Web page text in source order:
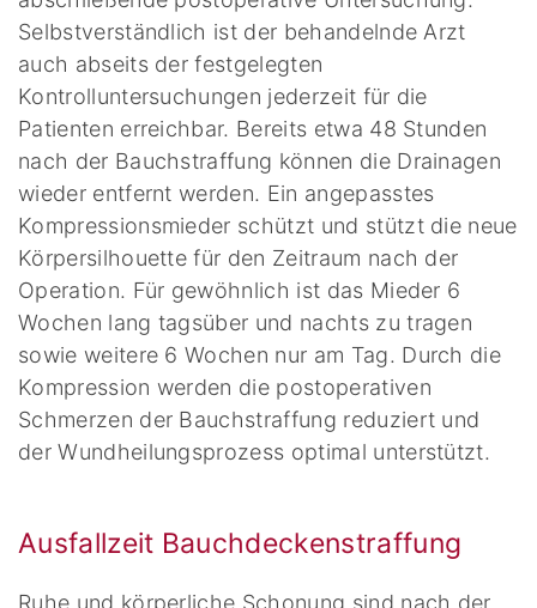
Selbstverständlich ist der behandelnde Arzt
auch abseits der festgelegten
Kontrolluntersuchungen jederzeit für die
Patienten erreichbar. Bereits etwa 48 Stunden
nach der Bauchstraffung können die Drainagen
wieder entfernt werden. Ein angepasstes
Kompressionsmieder schützt und stützt die neue
Körpersilhouette für den Zeitraum nach der
Operation. Für gewöhnlich ist das Mieder 6
Wochen lang tagsüber und nachts zu tragen
sowie weitere 6 Wochen nur am Tag. Durch die
Kompression werden die postoperativen
Schmerzen der Bauchstraffung reduziert und
der Wundheilungsprozess optimal unterstützt.
Ausfallzeit Bauchdeckenstraffung